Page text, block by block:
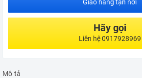
Giao hàng tận nơi
Hãy gọi
Liên hệ 0917928969
Mô tả